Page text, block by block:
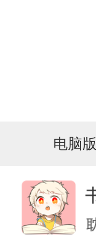
电脑版